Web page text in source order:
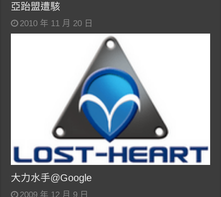
亞跆盟遭駭
2010 年 11 月 20 日
大力水手@Google
2009 年 12 月 9 日